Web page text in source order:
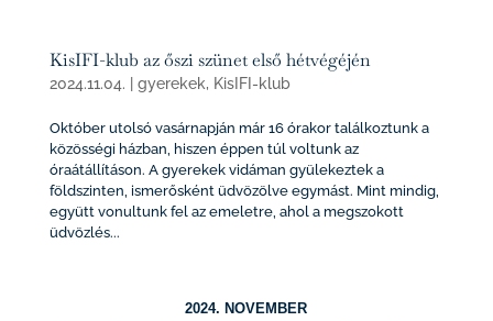
KisIFI-klub az őszi szünet első hétvégéjén
2024.11.04. gyerekek, KisIFI-klub
Október utolsó vasárnapján már 16 órakor találkoztunk a
közösségi házban, hiszen éppen túl voltunk az
óraátállításon. A gyerekek vidáman gyülekeztek a
földszinten, ismerősként üdvözölve egymást. Mint mindig,
együtt vonultunk fel az emeletre, ahol a megszokott
üdvözlés...
2024. NOVEMBER